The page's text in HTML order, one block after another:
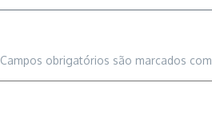
Campos obrigatórios são marcados com